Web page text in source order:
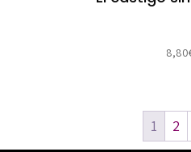
8,80
1 2